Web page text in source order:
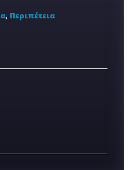
, Περιπέτεια